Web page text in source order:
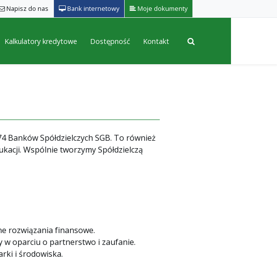
Napisz do nas Bank internetowy Moje dokumenty
Kalkulatory kredytowe Dostępność Kontakt
Banków Spółdzielczych SGB. To również
Wspólnie tworzymy Spółdzielczą
rozwiązania finansowe.
w oparciu o partnerstwo i zaufanie.
i środowiska.